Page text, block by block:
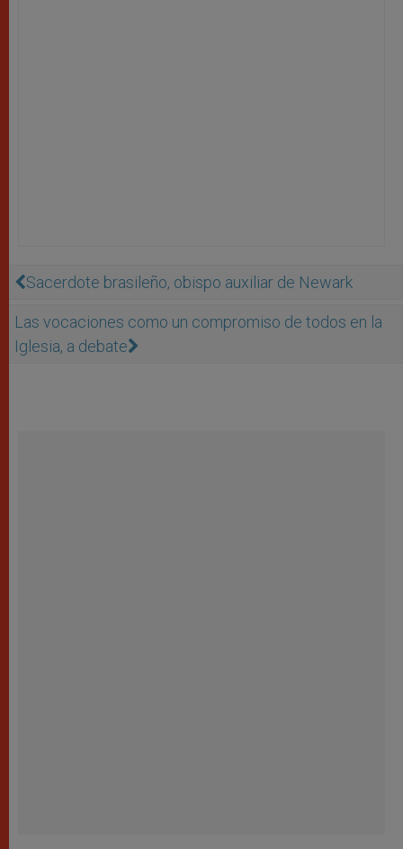
Sacerdote brasileño, obispo auxiliar de Newark
Las vocaciones como un compromiso de todos en la
Iglesia, a debate